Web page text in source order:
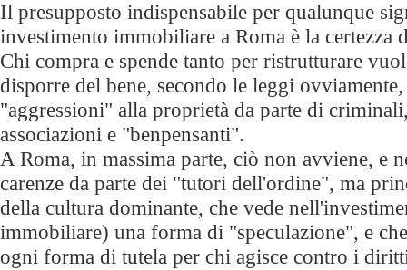
Il presupposto indispensabile per qualunque
investimento immobiliare a Roma è la certezza
Chi compra e spende tanto per ristrutturare
disporre del bene, secondo le leggi
"aggressioni" alla proprietà da parte di
associazioni e "benpensanti".
A Roma, in massima parte, ciò non avviene, e
carenze da parte dei "tutori dell'ordine", ma
della cultura dominante, che vede
immobiliare) una forma di "speculazione", e
ogni forma di tutela per chi agisce contro i